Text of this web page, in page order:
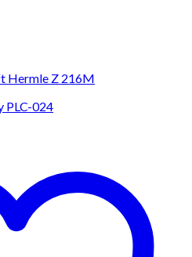
Hermle Z 216M